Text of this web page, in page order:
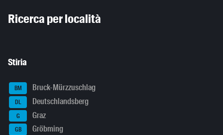
Ricerca per località
Stiria
BM Bruck-Mürzzuschlag
DL Deutschlandsberg
G Graz
GB Gröbming